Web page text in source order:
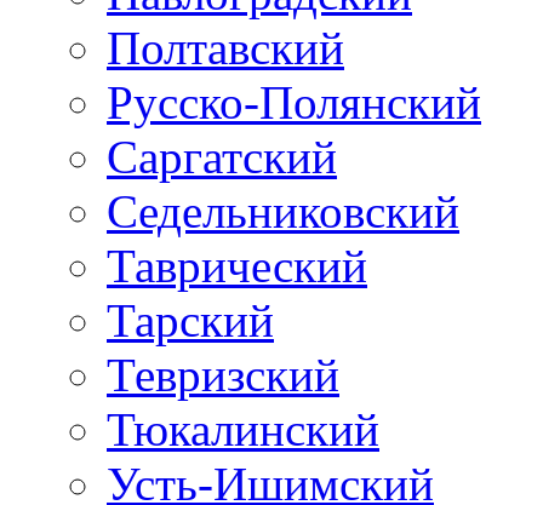
Полтавский
Русско-Полянский
Саргатский
Седельниковский
Таврический
Тарский
Тевризский
Тюкалинский
Усть-Ишимский